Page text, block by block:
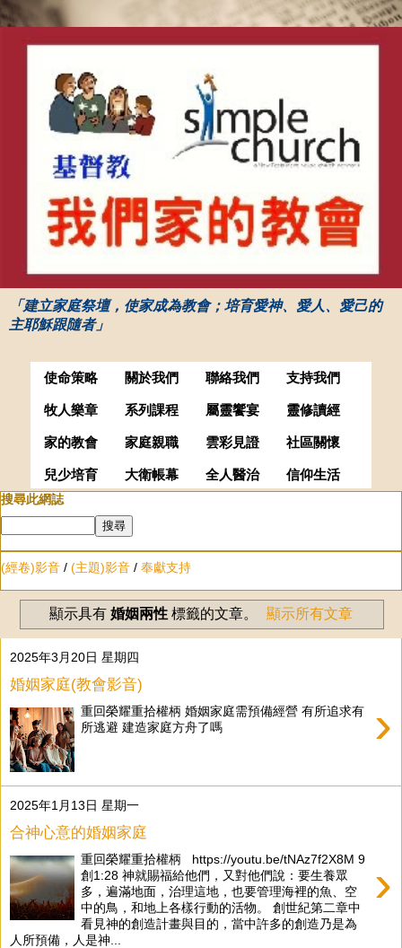
「建立家庭祭壇，使家成為教會；培育愛神、愛人、愛己的
主耶穌跟隨者」
使命策略 關於我們 聯絡我們 支持我們
牧人樂章 系列課程 屬靈饗宴 靈修讀經
家的教會 家庭親職 雲彩見證 社區關懷
兒少培育 大衛帳幕 全人醫治
信仰生活
搜尋此網誌
(經卷)影音 / (主題)影音 / 奉獻支持
顯示具有 婚姻兩性標籤的文章。 顯示所有文章
2025年3月20日 星期四
婚姻家庭(教會影音)
›
重回榮耀重拾權柄 婚姻家庭需預備經營 有所追求有
所逃避 建造家庭方舟了嗎
2025年1月13日 星期一
合神心意的婚姻家庭
›
重回榮耀重拾權柄 https://youtu.be/tNAz7f2X8M 9
創1:28 神就賜福給他們，又對他們說：要生養眾
多，遍滿地面，治理這地，也要管理海裡的魚、空
中的鳥，和地上各樣行動的活物。 創世紀第二章中
看見神的創造計畫與目的，當中許多的創造乃是為
人所預備，人是神...